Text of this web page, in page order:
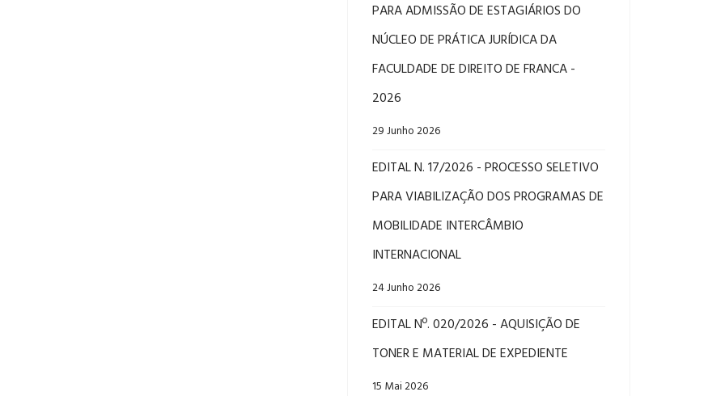
PARA ADMISSÃO DE ESTAGIÁRIOS DO
NÚCLEO DE PRÁTICA JURÍDICA DA
FACULDADE DE DIREITO DE FRANCA -
2026
29 Junho 2026
EDITAL N. 17/2026 - PROCESSO SELETIVO
PARA VIABILIZAÇÃO DOS PROGRAMAS DE
MOBILIDADE INTERCÂMBIO
INTERNACIONAL
24 Junho 2026
EDITAL Nº. 020/2026 - AQUISIÇÃO DE
TONER E MATERIAL DE EXPEDIENTE
15 Mai 2026